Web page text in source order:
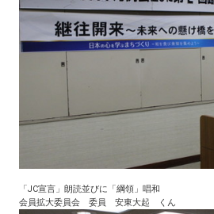
「JC宣言」朗読並びに「綱領」唱和
会員拡大委員会 委員 安東大起 くん